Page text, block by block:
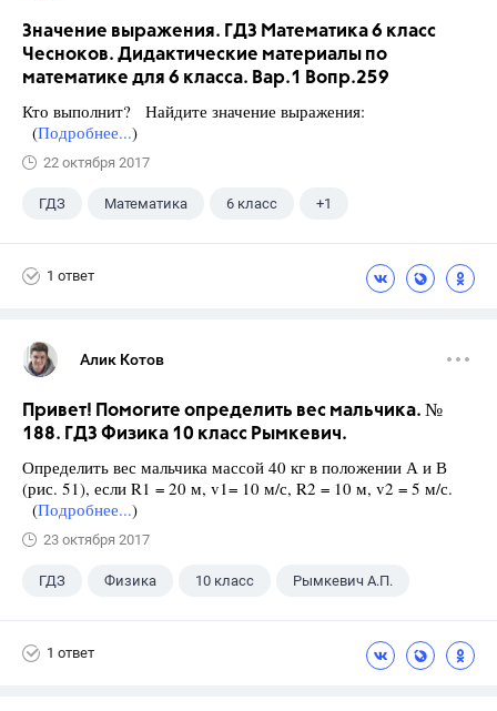
Значение выражения. ГДЗ Математика 6 класс
Чесноков. Дидактические материалы по
математике для 6 класса. Вар.1 Вопр.259
Кто выполнит? Найдите значение выражения:
(Подробнее...)
22 октября 2017
ГДЗ Математика 6 класс +1
1 ответ
Алик Котов
Привет! Помогите определить вес мальчика. №
188. ГДЗ Физика 10 класс Рымкевич.
Определить вес мальчика массой 40 кг в положении А и В
(рис. 51), если R1 = 20 м, v1= 10 м/с, R2 = 10 м, v2 = 5 м/с.
(Подробнее...)
23 октября 2017
ГДЗ Физика 10 класс Рымкевич А.П.
1 ответ